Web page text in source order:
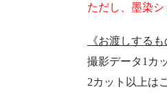
ただし、墨染シ
《お渡しするも
撮影データ1カ
2カット以上は